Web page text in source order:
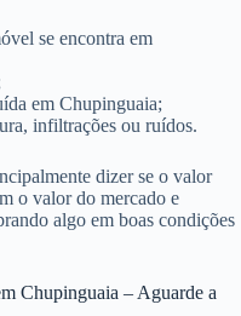
se encontra em
em Chupinguaia;
infiltrações ou ruídos.
dizer se o valor
o valor do mercado e
algo em boas condições
Chupinguaia – Aguarde a